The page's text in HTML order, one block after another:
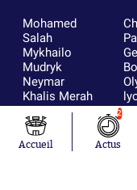
Mohamed
Salah
Mykhailo
Mudryk
Neymar
Khalis Merah
Loïs Openda
Moussa
Niakhaté
Accueil
2
Actus